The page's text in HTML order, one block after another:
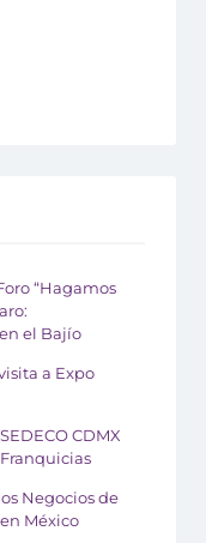
“Hagamos
el Bajío
a Expo
CDMX
Negocios de
México